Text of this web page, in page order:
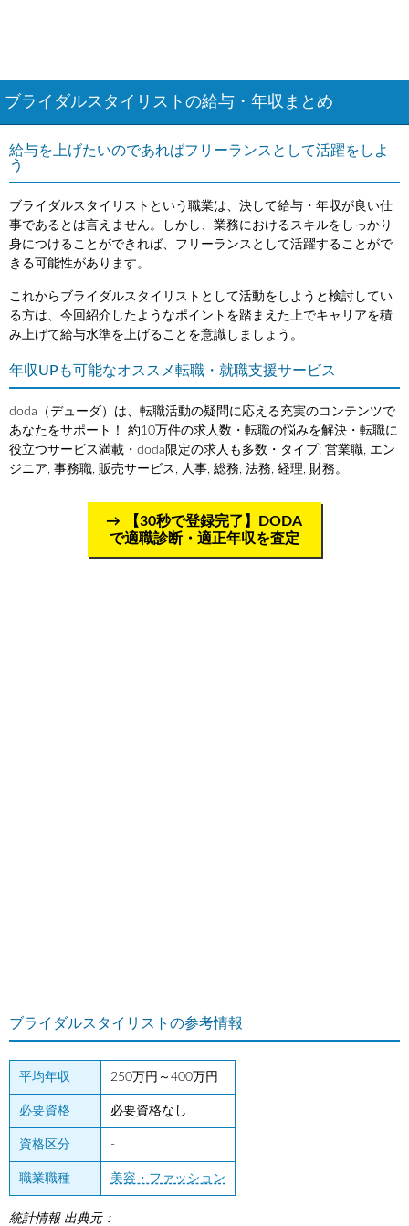
ブライダルスタイリストの給与・年収まとめ
給与を上げたいのであればフリーランスとして活躍をしよ
う
ブライダルスタイリストという職業は、決して給与・年収が良い仕
事であるとは言えません。しかし、業務におけるスキルをしっかり
身につけることができれば、フリーランスとして活躍することがで
きる可能性があります。
これからブライダルスタイリストとして活動をしようと検討してい
る方は、今回紹介したようなポイントを踏まえた上でキャリアを積
み上げて給与水準を上げることを意識しましょう。
年収UPも可能なオススメ転職・就職支援サービス
doda（デューダ）は、転職活動の疑問に応える充実のコンテンツで
あなたをサポート！ 約10万件の求人数・転職の悩みを解決・転職に
役立つサービス満載・doda限定の求人も多数・タイプ: 営業職, エン
ジニア, 事務職, 販売サービス, 人事, 総務, 法務, 経理, 財務。
【30秒で登録完了】DODA
で適職診断・適正年収を査定
ブライダルスタイリストの参考情報
平均年収 250万円～400万円
必要資格 必要資格なし
資格区分 -
職業職種 美容・ファッション
統計情報 出典元：